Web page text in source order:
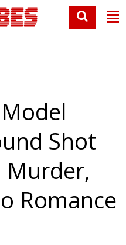
Shot
Murder,
Romance